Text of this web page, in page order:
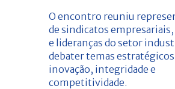
O encontro reuniu
de sindicatos
e lideranças do setor
debater temas
inovação, integridade e
competitividade.